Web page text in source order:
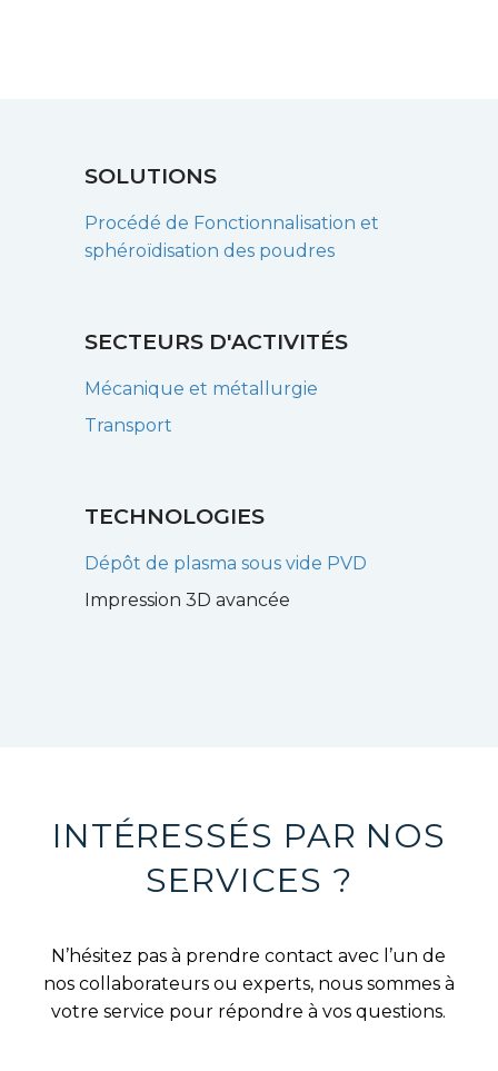
SOLUTIONS
Procédé de Fonctionnalisation et
sphéroïdisation des poudres
SECTEURS D'ACTIVITÉS
Mécanique et métallurgie
Transport
TECHNOLOGIES
Dépôt de plasma sous vide PVD
Impression 3D avancée
INTÉRESSÉS PAR NOS
SERVICES ?
N’hésitez pas à prendre contact avec l’un de
nos collaborateurs ou experts, nous sommes à
votre service pour répondre à vos questions.